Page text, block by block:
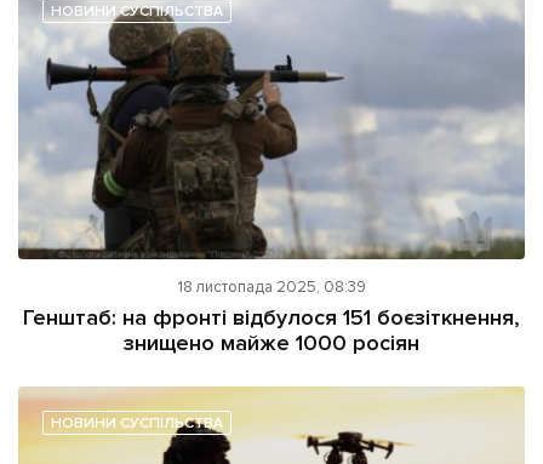
НОВИНИ СУСПІЛЬСТВА
18 листопада 2025, 08:39
Генштаб: на фронті відбулося 151 боєзіткнення,
знищено майже 1000 росіян
НОВИНИ СУСПІЛЬСТВА